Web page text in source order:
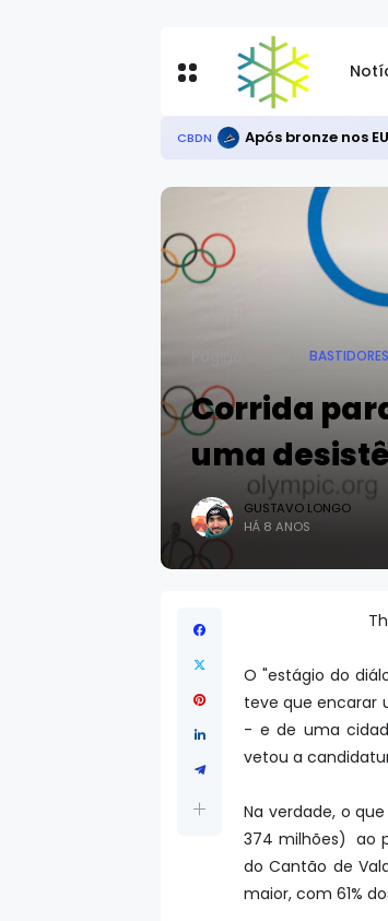
CBDN Após bronze nos
BASTIDORES
Corrida
uma
GUSTAVO LONGO
HÁ 8 ANOS
O "estágio do
teve que encarar
- e de uma
vetou a
Na verdade, o
374 milhões) ao
do Cantão de
maior, com 61%